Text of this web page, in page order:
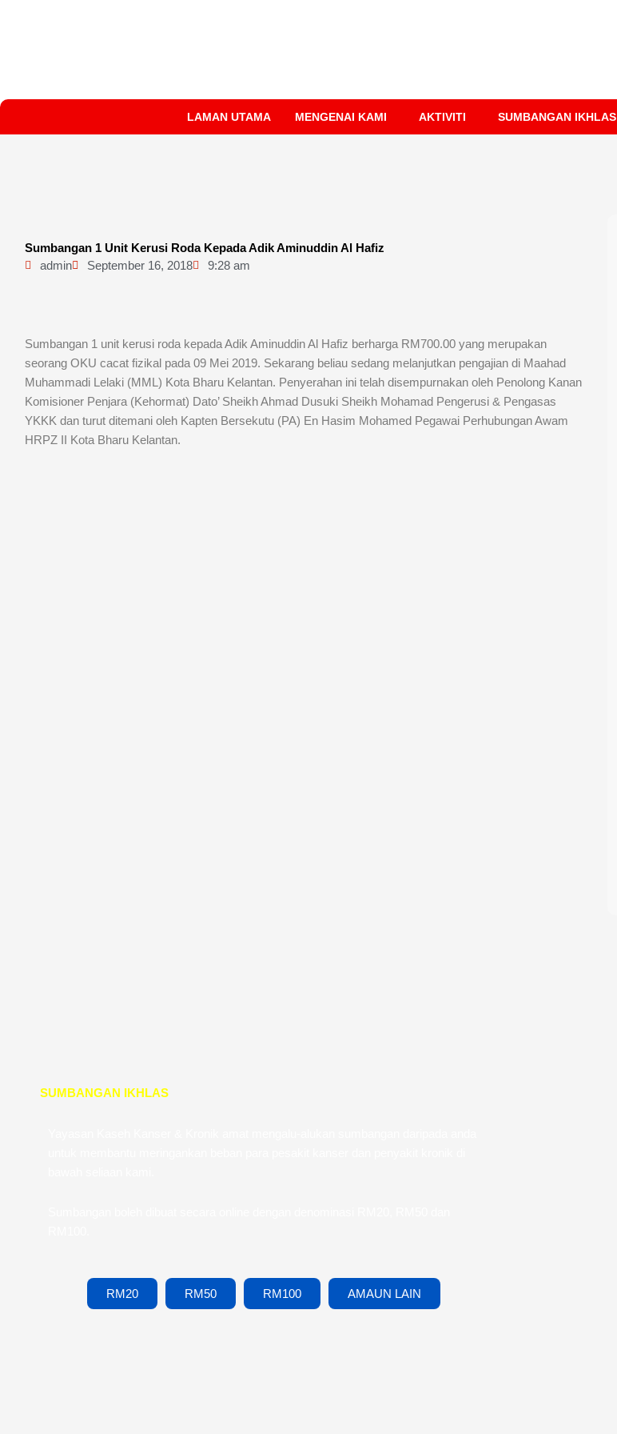
LAMAN UTAMA MENGENAI KAMI AKTIVITI SUMBANGAN IKHLAS
Sumbangan 1 Unit Kerusi Roda Kepada Adik Aminuddin Al Hafiz
admin
September 16, 2018 9:28 am
Sumbangan 1 unit kerusi roda kepada Adik Aminuddin Al Hafiz berharga RM700.00 yang merupakan
seorang OKU cacat fizikal pada 09 Mei 2019. Sekarang beliau sedang melanjutkan pengajian di Maahad
Muhammadi Lelaki (MML) Kota Bharu Kelantan. Penyerahan ini telah disempurnakan oleh Penolong Kanan
Komisioner Penjara (Kehormat) Dato’ Sheikh Ahmad Dusuki Sheikh Mohamad Pengerusi & Pengasas
YKKK dan turut ditemani oleh Kapten Bersekutu (PA) En Hasim Mohamed Pegawai Perhubungan Awam
HRPZ II Kota Bharu Kelantan.
SUMBANGAN IKHLAS
RM20 RM50 RM100 AMAUN LAIN